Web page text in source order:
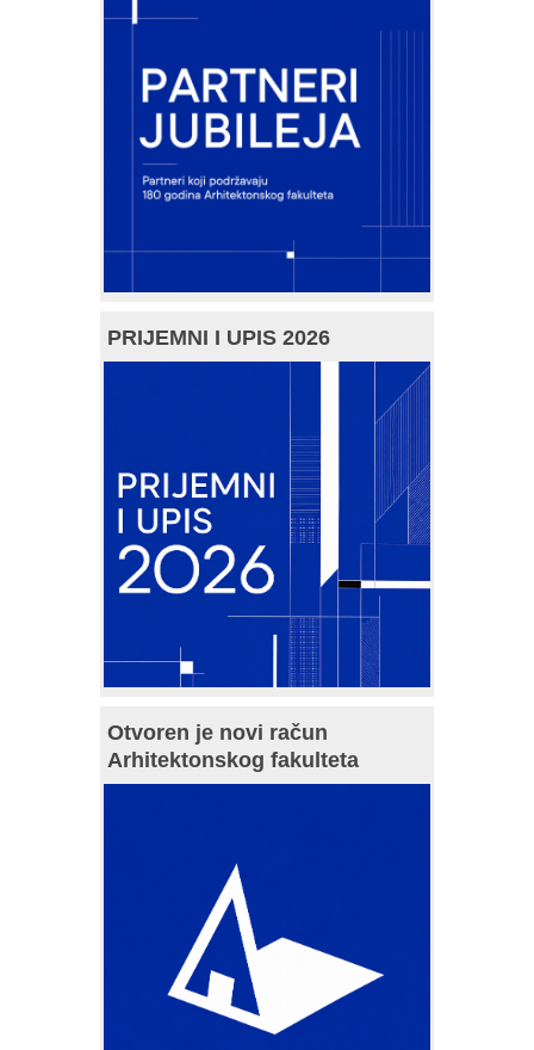
PRIJEMNI I UPIS 2026
Otvoren je novi račun
Arhitektonskog fakulteta